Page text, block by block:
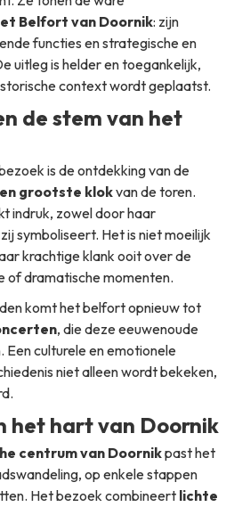
Belfort van Doornik: zijn
functies en strategische en
uitleg is helder en toegankelijk,
context wordt geplaatst.
de stem van het
is de ontdekking van de
grootste klokvan de toren.
indruk, zowel door haar
symboliseert. Het is niet moeilijk
krachtige klank ooit over de
of dramatische momenten.
komt het belfort opnieuw tot
, die deze eeuwenoude
culturele en emotionele
niet alleen wordt bekeken,
het hart van Doornik
centrum van Doornikpast het
op enkele stappen
Het bezoek combineert lichte